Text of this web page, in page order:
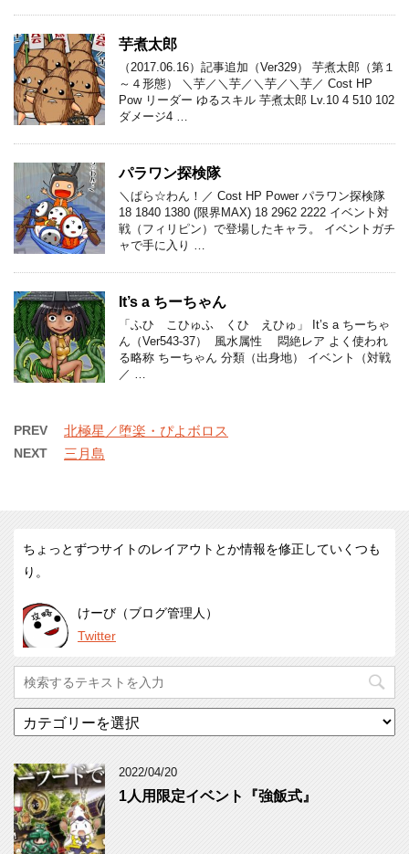
芋煮太郎
（2017.06.16）記事追加（Ver329） 芋煮太郎（第１
～４形態） ＼芋／＼芋／＼芋／＼芋／ Cost HP
Pow リーダー ゆるスキル 芋煮太郎 Lv.10 4 510 102
ダメージ4 …
パラワン探検隊
＼ぱら☆わん！／ Cost HP Power パラワン探検隊
18 1840 1380 (限界MAX) 18 2962 2222 イベント対
戦（フィリピン）で登場したキャラ。 イベントガチ
ャで手に入り …
It’s a ちーちゃん
「ふひ こひゅふ くひ えひゅ」 It’s a ちーちゃ
ん（Ver543-37） 風水属性 悶絶レア よく使われ
る略称 ちーちゃん 分類（出身地） イベント（対戦
／ …
PREV 北極星／堕楽・ぴよボロス
NEXT 三月島
ちょっとずつサイトのレイアウトとか情報を修正していくつも
り。
けーび（ブログ管理人）
Twitter
テ
リ
ー
2022/04/20
1人用限定イベント『強飯式』